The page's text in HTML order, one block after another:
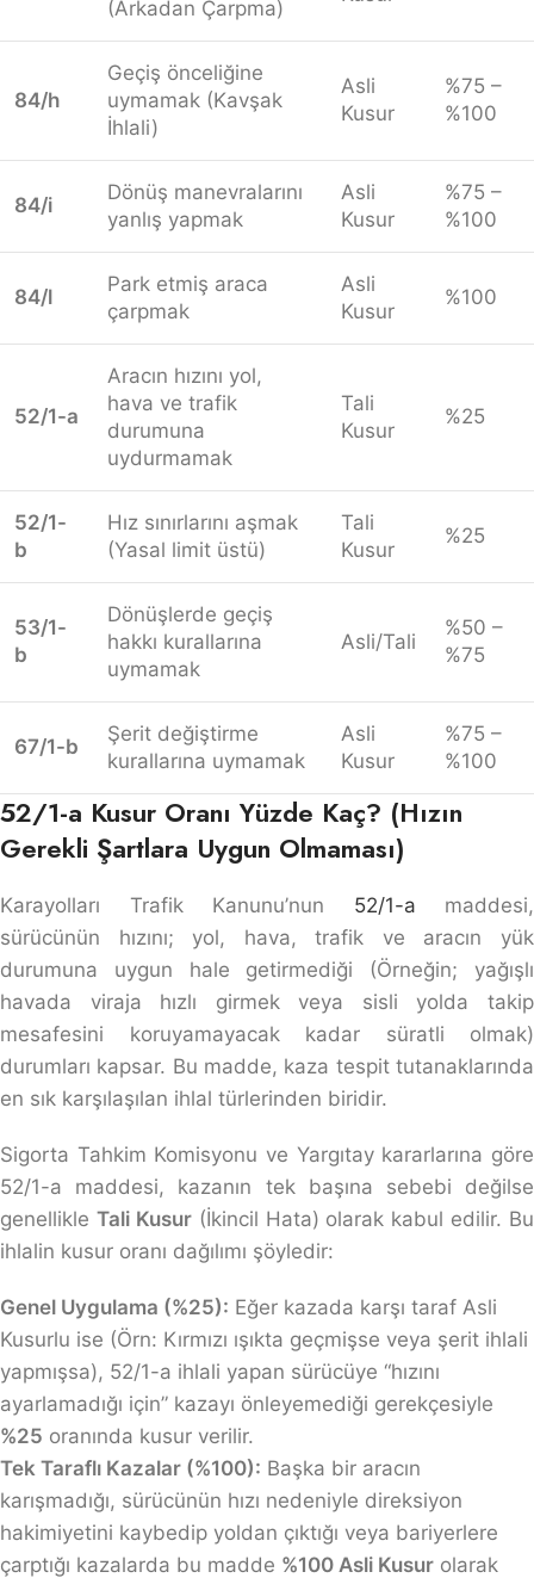
(Arkadan Çarpma)
84/h
Geçiş önceliğine
uymamak (Kavşak
İhlali)
Asli
Kusur
%75 –
%100
84/i
Dönüş manevralarını
yanlış yapmak
Asli
Kusur
%75 –
%100
84/l
Park etmiş araca
çarpmak
Asli
Kusur
%100
52/1-a
Aracın hızını yol,
hava ve trafik
durumuna
uydurmamak
Tali
Kusur
%25
52/1-
b
Hız sınırlarını aşmak
(Yasal limit üstü)
Tali
Kusur
%25
53/1-
b
Dönüşlerde geçiş
hakkı kurallarına
uymamak
Asli/Tali
%50 –
%75
67/1-b
Şerit değiştirme
kurallarına uymamak
Asli
Kusur
%75 –
%100
52/1-a Kusur Oranı Yüzde Kaç? (Hızın
Gerekli Şartlara Uygun Olmaması)
Karayolları Trafik Kanunu’nun 52/1-a maddesi,
sürücünün hızını; yol, hava, trafik ve aracın yük
durumuna uygun hale getirmediği (Örneğin; yağışlı
havada viraja hızlı girmek veya sisli yolda takip
mesafesini koruyamayacak kadar süratli olmak)
durumları kapsar. Bu madde, kaza tespit tutanaklarında
en sık karşılaşılan ihlal türlerinden biridir.
Sigorta Tahkim Komisyonu ve Yargıtay kararlarına göre
52/1-a maddesi, kazanın tek başına sebebi değilse
genellikle Tali Kusur(İkincil Hata) olarak kabul edilir. Bu
ihlalin kusur oranı dağılımı şöyledir:
Genel Uygulama (%25): Eğer kazada karşı taraf Asli
Kusurlu ise (Örn: Kırmızı ışıkta geçmişse veya şerit ihlali
yapmışsa), 52/1-a ihlali yapan sürücüye “hızını
ayarlamadığı için” kazayı önleyemediği gerekçesiyle
%25 oranında kusur verilir.
Tek Taraflı Kazalar (%100): Başka bir aracın
karışmadığı, sürücünün hızı nedeniyle direksiyon
hakimiyetini kaybedip yoldan çıktığı veya bariyerlere
çarptığı kazalarda bu madde %100 Asli Kusur olarak